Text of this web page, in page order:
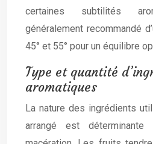
certaines subtilités
généralement recommandé
45° et 55° pour un équilibre
Type et quantité
aromatiques
La nature des ingrédients
arrangé est